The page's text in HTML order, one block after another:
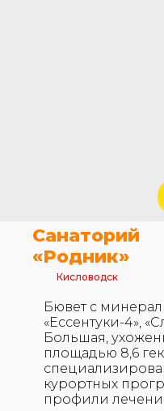
Санаторий
«Родник»
Кисловодск
Бювет с
«Ессентуки-4»,
Большая,
площадью 8,6
курортных
профили